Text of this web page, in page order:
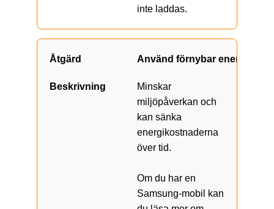
inte laddas.
Använd förnybar energi
Minskar
miljöpåverkan och
kan sänka
energikostnaderna
över tid.
Om du har en
Samsung-mobil kan